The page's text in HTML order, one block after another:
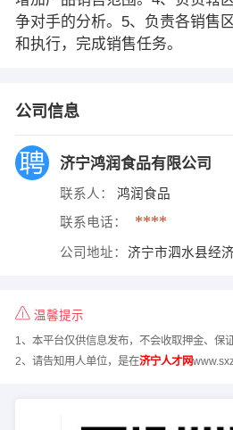
争对手的分析。5、负责各销售
和执行，完成销售任务。
公司信息
济宁鸿润食品有限公司
联系人： 鸿润食品
联系电话： ****
公司地址： 济宁市泗水县经
温馨提示
1、本平台仅供信息发布，不会收取押金、保
2、请告知用人单位，是在济宁人才网